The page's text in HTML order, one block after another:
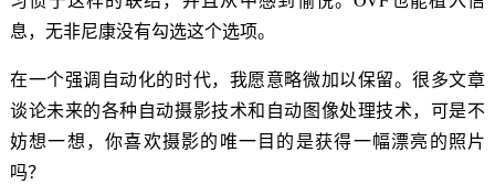
息，无非尼康没有勾选这个选项。
在一个强调自动化的时代，我愿意略微加以保留。很多文章
谈论未来的各种自动摄影技术和自动图像处理技术，可是不
妨想一想，你喜欢摄影的唯一目的是获得一幅漂亮的照片
吗？